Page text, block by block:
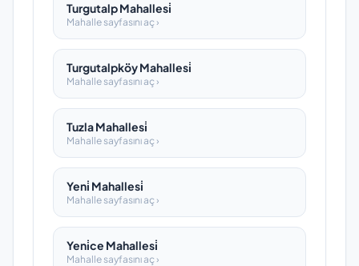
Turgutalp Mahallesi̇
Mahalle sayfasını aç ›
Turgutalpköy Mahallesi̇
Mahalle sayfasını aç ›
Tuzla Mahallesi̇
Mahalle sayfasını aç ›
Yeni̇ Mahallesi̇
Mahalle sayfasını aç ›
Yeni̇ce Mahallesi̇
Mahalle sayfasını aç ›